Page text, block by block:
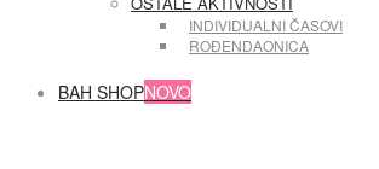
INDIVIDUALNI ČASOVI
ROĐENDAONICA
BAH SHOPNOVO